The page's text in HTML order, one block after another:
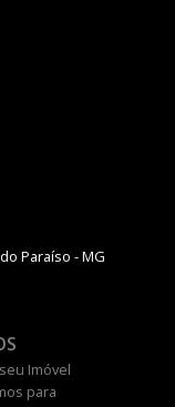
Paraíso - MG
Imóvel
para